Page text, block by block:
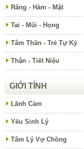
Răng - Hàm - Mặt
Tai - Mũi - Họng
Tâm Thần - Trẻ Tự Kỷ
Thận - Tiết Niệu
GIỚI TÍNH
Lãnh Cảm
Yếu Sinh Lý
Tâm Lý Vợ Chồng